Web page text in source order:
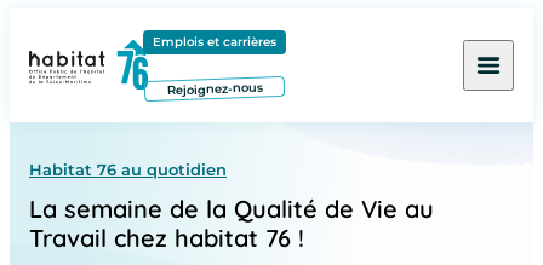
Emplois et carrières
Rejoignez-nous
Habitat 76 au quotidien
La semaine de la Qualité de Vie au
Travail chez habitat 76 !